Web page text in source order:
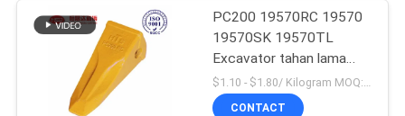
PC200 19570RC 19570
19570SK 19570TL
Excavator tahan lama
Bucket Teeth Untuk
Komatsu
$1.10 - $1.80/ Kilogram MOQ:100 Kilogram/Kilogram
CONTACT